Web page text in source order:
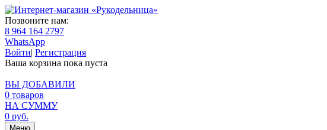
Позвоните нам:
8 964 164 2797
WhatsApp
Войти| Регистрация
Ваша корзина пока пуста
ВЫ ДОБАВИЛИ
0 товаров
НА СУММУ
0 руб.
Меню